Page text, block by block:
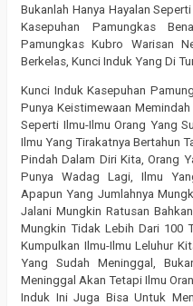
Bukanlah Hanya Hayalan
Kasepuhan Pamungkas
Pamungkas Kubro Warisan
Berkelas, Kunci Induk Yang Di
Kunci Induk Kasepuhan
Punya Keistimewaan
Seperti Ilmu-Ilmu Orang Yang
Ilmu Yang Tirakatnya Bertahun
Pindah Dalam Diri Kita, Orang
Punya Wadag Lagi, Ilmu
Apapun Yang Jumlahnya
Jalani Mungkin Ratusan
Mungkin Tidak Lebih Dari 100
Kumpulkan Ilmu-Ilmu Leluhur
Yang Sudah Meninggal,
Meninggal Akan Tetapi Ilmu
Induk Ini Juga Bisa Untuk